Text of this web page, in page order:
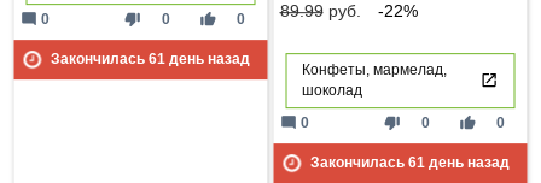
thumb_down 0 thumb_up 0
mode_comment 0
Закончилась 61день назад
89.99руб. -22%
Конфеты, мармелад,
шоколад
thumb_down 0 thumb_up 0
mode_comment 0
Закончилась 61день назад